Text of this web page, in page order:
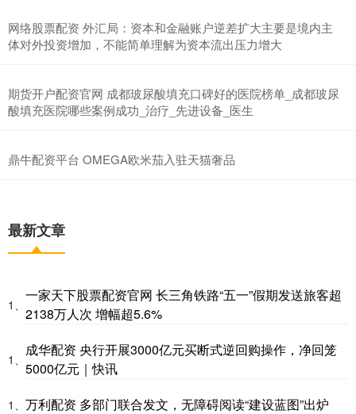
网络股票配资 外汇局：资本和金融账户逆差扩大主要是境内主
体对外投资增加，不能简单理解为资本流出压力增大
期货开户配资官网 成都玻尿酸填充口碑好的医院榜单_成都玻尿
酸填充医院哪些案例成功_治疗_先进设备_医生
鼎牛配资平台 OMEGA欧米茄入驻天猫奢品
最新文章
1、
一家天下股票配资官网 长三角铁路“五一”假期发送旅客超
2138万人次 增幅超5.6%
1、
成华配资 央行开展3000亿元买断式逆回购操作，净回笼
5000亿元｜快讯
1、 万利配资 多部门联合发文，无障碍阅读“建设蓝图”出炉